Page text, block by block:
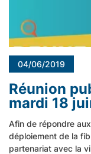
04/06/2019
Réunion
mardi 18
Afin de répondre
déploiement de la
partenariat avec la